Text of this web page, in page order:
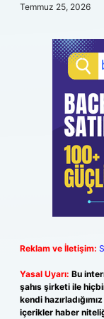
Temmuz 25, 2026
Reklam ve İletişim:
Yasal Uyarı: Bu
şahıs şirketi ile
kendi
içerikler haber